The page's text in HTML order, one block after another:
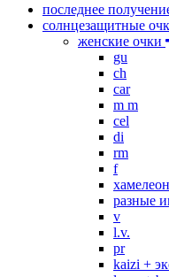
последнее
солнцезащитные
женские очки
gu
ch
car
m m
cel
di
rm
f
хамелеон
разные
v
l.v.
pr
kaizi +